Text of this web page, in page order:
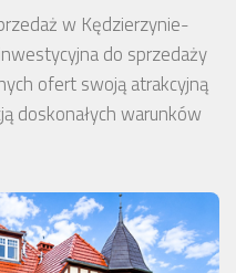
w Kędzierzynie-
do sprzedaży
ofert swoją atrakcyjną
doskonałych warunków